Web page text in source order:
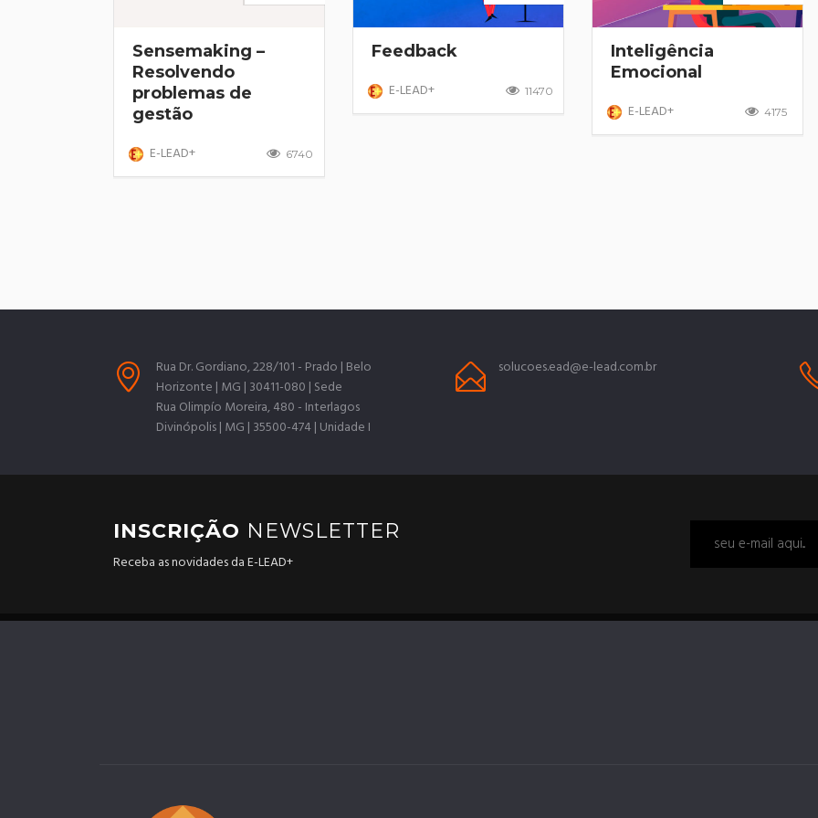
Sensemaking –
Resolvendo
problemas de
gestão
E-LEAD+ 6740
Feedback
E-LEAD+ 11470
Inteligência
Emocional
E-LEAD+ 4175
Rua Dr. Gordiano, 228/101 - Prado | Belo
Horizonte | MG | 30411-080 | Sede
Rua Olimpío Moreira, 480 - Interlagos
Divinópolis | MG | 35500-474 | Unidade I
solucoes.ead@e-lead.com.br
INSCRIÇÃO NEWSLETTER
Receba as novidades da E-LEAD+